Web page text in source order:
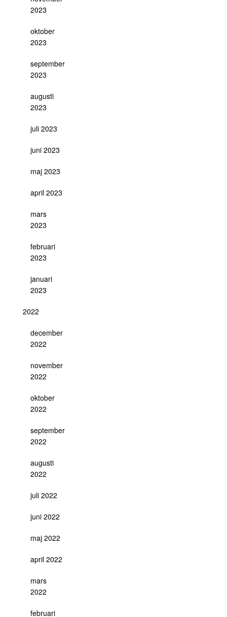
2023
oktober
2023
september
2023
augusti
2023
juli 2023
juni 2023
maj 2023
april 2023
mars
2023
februari
2023
januari
2023
2022
december
2022
november
2022
oktober
2022
september
2022
augusti
2022
juli 2022
juni 2022
maj 2022
april 2022
mars
2022
februari